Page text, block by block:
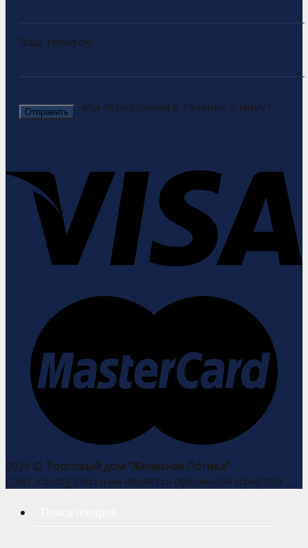
Ваш телефон
Мы перезвоним в течение 5 минут.
2026 © Торговый дом "Железная Логика"
Сайт ironlogic96.ru не является публичной офертой